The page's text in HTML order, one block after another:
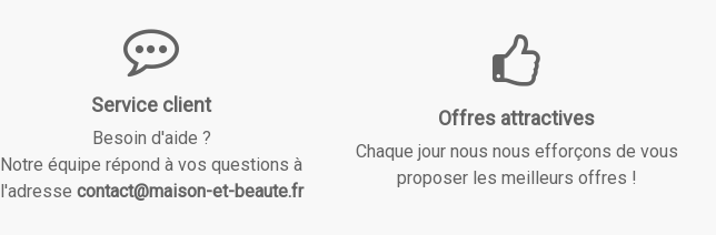
Service client
Besoin d'aide ?
Notre équipe répond à vos questions à
l'adresse contact@maison-et-beaute.fr
Offres attractives
Chaque jour nous nous efforçons de vous
proposer les meilleurs offres !